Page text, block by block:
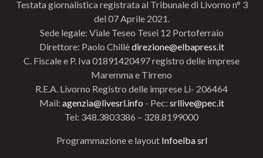
Testata giornalistica registrata al Tribunale di Livorno n° 3
del 07 Aprile 2021.
Sede legale: Viale Teseo Tesei 12 Portoferraio
Direttore: Paolo Chillèdirezione@elbapress.it
C. Fiscale e P. Iva 01891420497 registro delle imprese
Maremma e Tirreno
R.E.A. Livorno Registro delle imprese Li- 206464
Mail: agenzia@livesrl.info - Pec: srllive@pec.it
Tel: 348.3803386 – 328.8199000
Programmazione e layout Infoelba srl